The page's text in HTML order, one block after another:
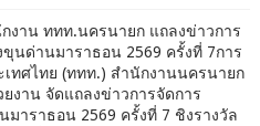
งาน ททท.นครนายก แถลงข่าวการ
นด่านมาราธอน 2569 ครั้งที่ 7การ
เทศไทย (ททท.) สำนักงานนครนายก
งาน จัดแถลงข่าวการจัดการ
าราธอน 2569 ครั้งที่ 7 ชิงรางวัล